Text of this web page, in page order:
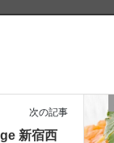
次の記事
新宿西